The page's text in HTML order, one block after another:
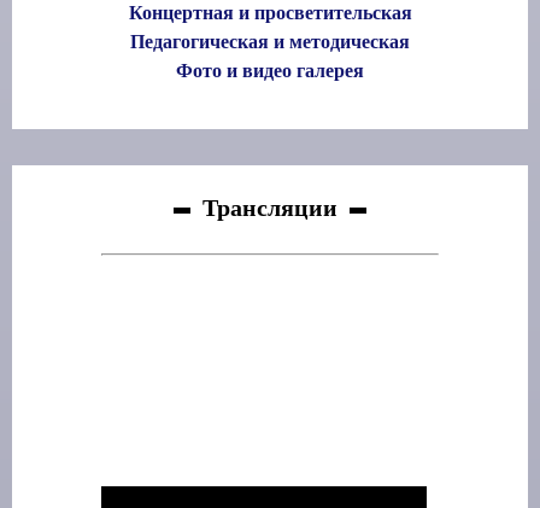
Концертная и просветительская
Педагогическая и методическая
Фото и видео галерея
Трансляции